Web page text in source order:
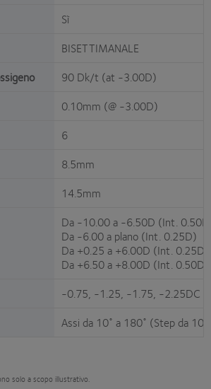
Sì
BISETTIMANALE
90 Dk/t (at -3.00D)
0.10mm (@ -3.00D)
6
8.5mm
14.5mm
Da -10.00 a -6.50D (Int.
Da -6.00 a plano (Int. 0.25D)
Da +0.25 a +6.00D (Int. 0.25D)
Da +6.50 a +8.00D (Int. 0.50D)
-0.75, -1.25, -1.75, -2.25DC
Assi da 10˚ a 180˚ (Step da
solo a scopo illustrativo.